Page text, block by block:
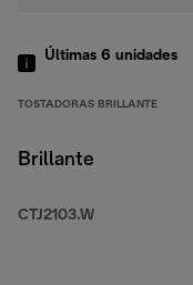
Últimas 6 unidades
TOSTADORAS BRILLANTE
Brillante
CTJ2103.W